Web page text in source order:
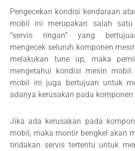
Pengecekan kondisi kendaraan
mobil ini merupakan salah satu
“servis ringan” yang
mengecek seluruh komponen
melakukan tune up, maka
mengetahui kondisi mesin
mobil ini juga bertujuan untuk
adanya kerusakan pada komponen
Jika ada kerusakan pada
mobil, maka montir bengkel akan
tindakan servis tertentu untuk